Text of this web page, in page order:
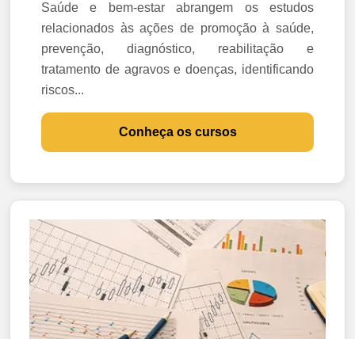
Saúde e bem-estar abrangem os estudos
relacionados às ações de promoção à saúde,
prevenção, diagnóstico, reabilitação e
tratamento de agravos e doenças, identificando
riscos...
Conheça os cursos